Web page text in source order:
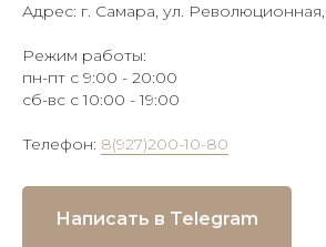
Адрес: г. Самара, ул. Революционная,
Режим работы:
пн-пт с 9:00 - 20:00
сб-вс с 10:00 - 19:00
Телефон: 8(927)200-10-80
Написать в Telegram